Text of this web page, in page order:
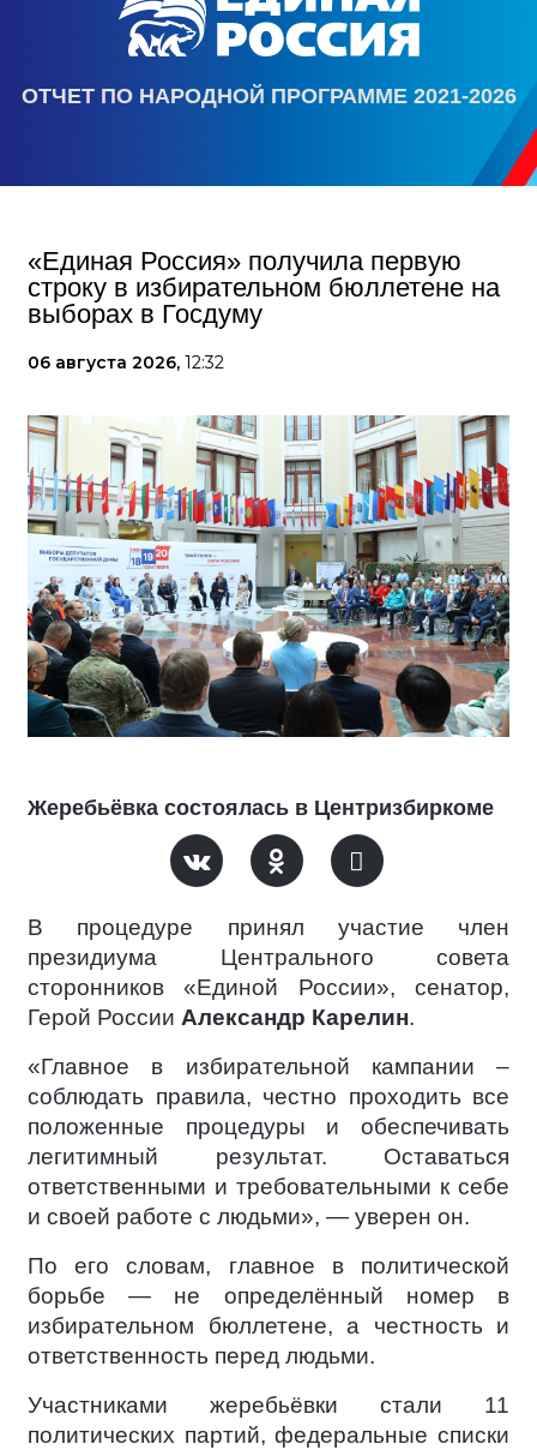
ОТЧЕТ ПО НАРОДНОЙ ПРОГРАММЕ 2021-2026
«Единая Россия» получила первую
строку в избирательном бюллетене на
выборах в Госдуму
06 августа 2026, 12:32
Жеребьёвка состоялась в Центризбиркоме
В процедуре принял участие член
президиума Центрального совета
сторонников «Единой России», сенатор,
Герой России Александр Карелин.
«Главное в избирательной кампании –
соблюдать правила, честно проходить все
положенные процедуры и обеспечивать
легитимный результат. Оставаться
ответственными и требовательными к себе
и своей работе с людьми», — уверен он.
По его словам, главное в политической
борьбе — не определённый номер в
избирательном бюллетене, а честность и
ответственность перед людьми.
Участниками жеребьёвки стали 11
политических партий, федеральные списки